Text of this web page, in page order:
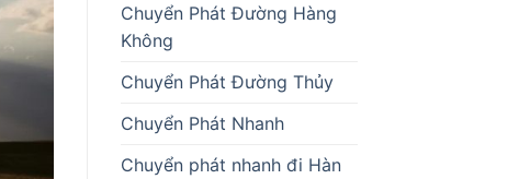
Chuyển Phát Đường Hàng
Không
Chuyển Phát Đường Thủy
Chuyển Phát Nhanh
Chuyển phát nhanh đi Hàn